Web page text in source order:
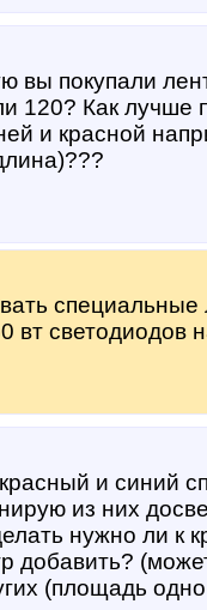
вы покупали
120? Как лучше
и красной
вт светодиодов
и синий
из них
нужно ли к
добавить?
(площадь